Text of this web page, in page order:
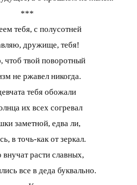
***
тебя, с полусотней
дружище, тебя!
твой поворотный
не ржавел никогда.
тебя обожали
их всех согревал
заметной, едва ли,
в точь-как от зеркал.
расти славных,
все в деда буквально.